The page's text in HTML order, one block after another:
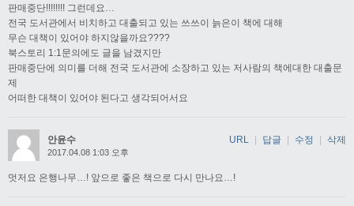
판매중단!!!!!!!! 그런데요…
전국 도서관에서 비치하고 대출되고 있는 쓰쓰이 늙은이 책에 대해
무슨 대책이 있어야 하지않을까요????
북스토리 1:1문의에도 글을 남겼지만
판매중단에 의미를 더해 전국 도서관에 소장하고 있는 저사람의 책에대한 대출문
제
어떠한 대책이 있어야 된다고 생각되어서요
안윤수
2017.04.08 1:03 오후
멋저요 은행나무…! 앞으로 좋은 책으로 다시 만나요…!
URL | 답글 | 수정 | 삭제